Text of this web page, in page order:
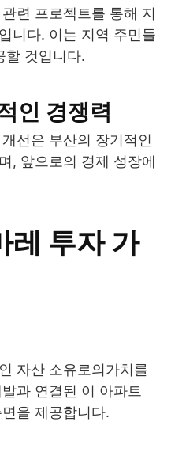
련 프로젝트를 통해 지
니다. 이는 지역 주민들
할 것입니다.
인 경쟁력
선은 부산의 장기적인
, 앞으로의 경제 성장에
레 투자 가
자산 소유로의가치를
과 연결된 이 아파트
을 제공합니다.